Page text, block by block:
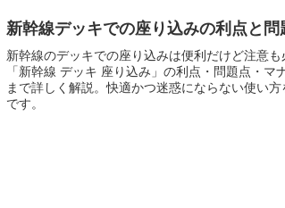
新幹線デッキでの座り込みの利点と問
新幹線のデッキでの座り込みは便利だけど注意
「新幹線 デッキ 座り込み」の利点・問題点・マ
まで詳しく解説。快適かつ迷惑にならない使い
です。